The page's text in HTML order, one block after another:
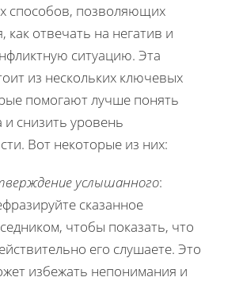
способов, позволяющих
как отвечать на негатив и
ситуацию. Эта
из нескольких ключевых
помогают лучше понять
и снизить уровень
Вот некоторые из них:
услышанного:
сказанное
чтобы показать, что
его слушаете. Это
избежать непонимания и